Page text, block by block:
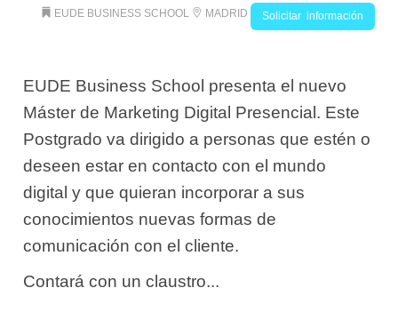
EUDE BUSINESS SCHOOL
MADRID Solicitar información
EUDE Business School presenta el nuevo
Máster de Marketing Digital Presencial. Este
Postgrado va dirigido a personas que estén o
deseen estar en contacto con el mundo
digital y que quieran incorporar a sus
conocimientos nuevas formas de
comunicación con el cliente.
Contará con un claustro...